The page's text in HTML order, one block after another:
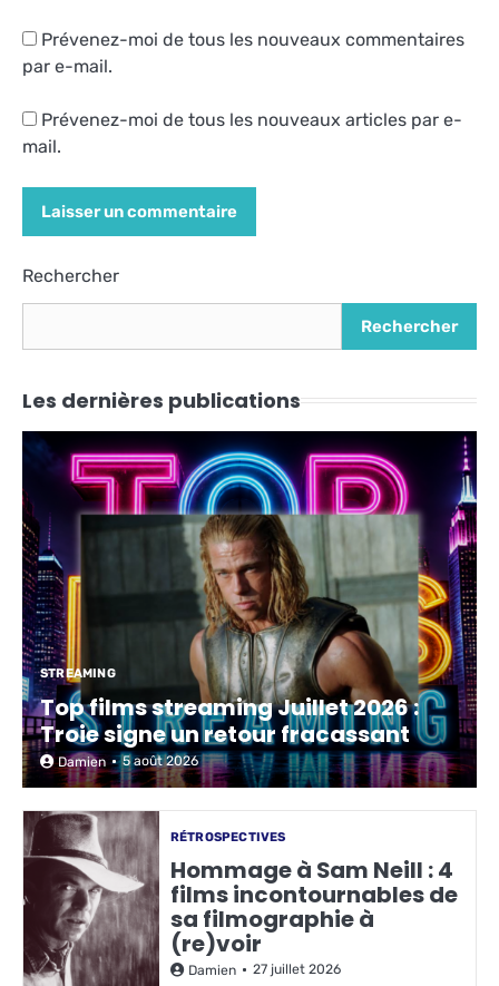
Prévenez-moi de tous les nouveaux commentaires
par e-mail.
Prévenez-moi de tous les nouveaux articles par e-
mail.
Alternative:
Rechercher
Rechercher
Les dernières publications
STREAMING
Top films streaming Juillet 2026 :
Troie signe un retour fracassant
Damien 5 août 2026
RÉTROSPECTIVES
Hommage à Sam Neill : 4
films incontournables de
sa filmographie à
(re)voir
Damien 27 juillet 2026